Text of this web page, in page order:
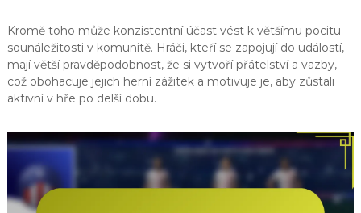
Kromě toho může konzistentní účast vést k většímu pocitu
sounáležitosti v komunitě. Hráči, kteří se zapojují do událostí,
mají větší pravděpodobnost, že si vytvoří přátelství a vazby,
což obohacuje jejich herní zážitek a motivuje je, aby zůstali
aktivní v hře po delší dobu.